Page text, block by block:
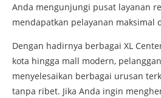
Anda mengunjungi pusat layanan
mendapatkan pelayanan maksimal
Dengan hadirnya berbagai XL
kota hingga mall modern,
menyelesaikan berbagai urusan
tanpa ribet. Jika Anda ingin